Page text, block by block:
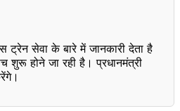
सेवा के बारे में जानकारी देता है
शुरू होने जा रही है। प्रधानमंत्री